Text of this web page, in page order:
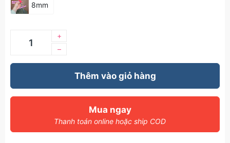
8mm
–
+
Thêm vào giỏ hàng
Mua ngay
Thanh toán online hoặc ship COD